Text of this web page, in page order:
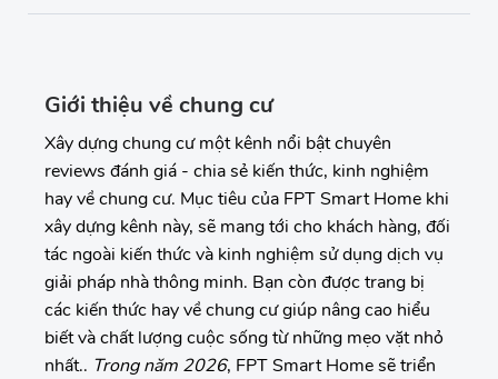
Giới thiệu về chung cư
Xây dựng chung cư một kênh nổi bật chuyên
reviews đánh giá - chia sẻ kiến thức, kinh nghiệm
hay về chung cư. Mục tiêu của FPT Smart Home khi
xây dựng kênh này, sẽ mang tới cho khách hàng, đối
tác ngoài kiến thức và kinh nghiệm sử dụng dịch vụ
giải pháp nhà thông minh. Bạn còn được trang bị
các kiến thức hay về chung cư giúp nâng cao hiểu
biết và chất lượng cuộc sống từ những mẹo vặt nhỏ
nhất.. Trong năm 2026, FPT Smart Home sẽ triển